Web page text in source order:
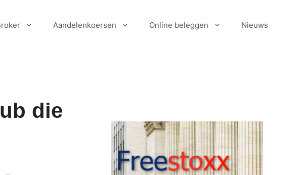
Aandelenkoersen Online beleggen Nieuws
die